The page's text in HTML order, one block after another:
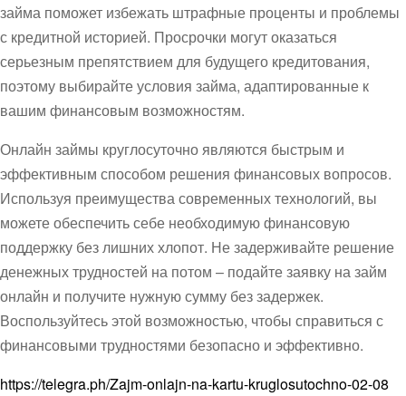
займа поможет избежать штрафные проценты и проблемы
с кредитной историей. Просрочки могут оказаться
серьезным препятствием для будущего кредитования,
поэтому выбирайте условия займа, адаптированные к
вашим финансовым возможностям.
Онлайн займы круглосуточно являются быстрым и
эффективным способом решения финансовых вопросов.
Используя преимущества современных технологий, вы
можете обеспечить себе необходимую финансовую
поддержку без лишних хлопот. Не задерживайте решение
денежных трудностей на потом – подайте заявку на займ
онлайн и получите нужную сумму без задержек.
Воспользуйтесь этой возможностью, чтобы справиться с
финансовыми трудностями безопасно и эффективно.
https://telegra.ph/Zajm-onlajn-na-kartu-kruglosutochno-02-08